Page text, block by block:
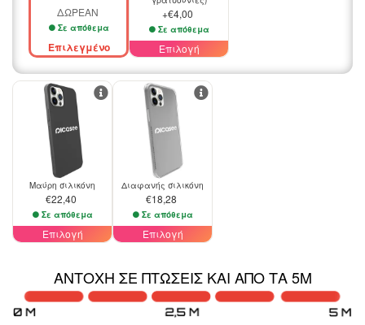
ΔΩΡΕΑΝ
Σε απόθεμα
Επιλεγμένο
+€4,00
Σε απόθεμα
Επιλογή
Μαύρη σιλικόνη
€22,40
Σε απόθεμα
Επιλογή
Διαφανής σιλικόνη
€18,28
Σε απόθεμα
Επιλογή
ΑΝΤΟΧΉ ΣΕ ΠΤΏΣΕΙΣ ΚΑΙ ΑΠΌ ΤΑ 5M